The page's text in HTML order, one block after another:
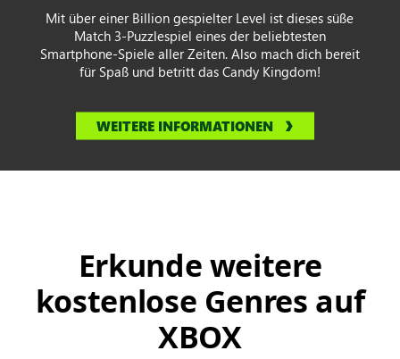
Mit über einer Billion gespielter Level ist dieses süße
Match 3-Puzzlespiel eines der beliebtesten
Smartphone-Spiele aller Zeiten. Also mach dich bereit
für Spaß und betritt das Candy Kingdom!
WEITERE INFORMATIONEN
Erkunde weitere
kostenlose Genres auf
XBOX